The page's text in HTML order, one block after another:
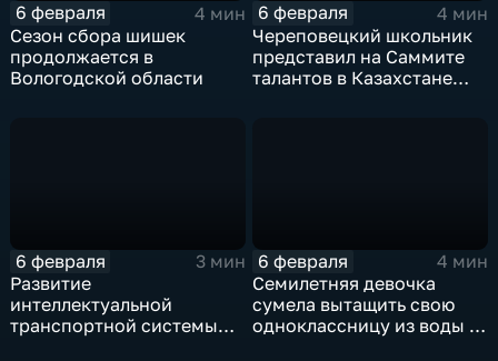
6 февраля
4 мин
Сезон сбора шишек
продолжается в
Вологодской области
6 февраля
4 мин
Череповецкий школьник
представил на Саммите
талантов в Казахстане
6 февраля
3 мин
Развитие
интеллектуальной
транспортной системы
6 февраля
4 мин
Семилетняя девочка
сумела вытащить свою
одноклассницу из воды в